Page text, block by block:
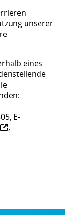
unserer
eines
E-
,